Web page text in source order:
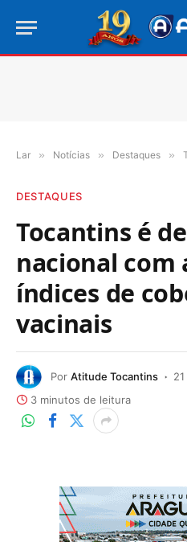
Lar » Notícias » Destaques »
DESTAQUES
Tocantins é
nacional com
índices de
vacinais
Por Atitude Tocantins
3 minutos de leitura